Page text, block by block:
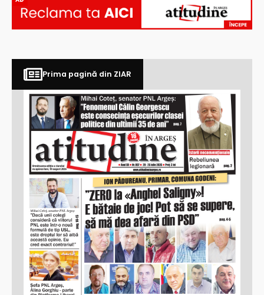
Prima pagină din ZIAR